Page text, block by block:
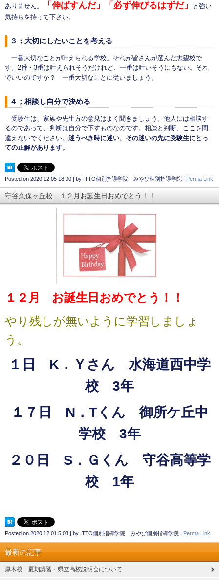
ありません。
「伸ばすんだ」「必ず伸びるはずだ」
と強い
気持ちを持って下さい。
３；大切にしたいことを考える
一番大切なことが叶えられる学校。それが皆さんが選んだ志望校で
す。2番・3番は叶えられそうだけれど、一番は叶いそうにもない。それ
でいいのですか？ 一番大切なことに従いましょう。
４；相談し自分で決める
受験生は、家族や先生方の意見はよく聞きましょう。他人には相談す
るのであって、判断は自分で下すものなのです。相談と判断、ここを間
違えないでください。 迷うべき時に迷い、その迷いの先に受験生にとっ
ての正解があります。
Posted on 2020.12.05 18:00 by ITTO個別指導学院 みやび個別指導学院 Perma Link
守谷久保ヶ丘校 １２月お誕生日おめでとう！！
１２月 お誕生日おめでとう！！
やり残しが無いように学習しましょ
う。
１日 K．Ｙさん 水海道西中学
校 3年
１７日 N．Tくん 御所ケ丘中
学校 3年
２０日 S．Ｇくん 守谷高等学
校 1年
Posted on 2020.12.01 5:03 | by ITTO個別指導学院 みやび個別指導学院 | Perma Link
最新の記事
厚木校 夏期講習・県立高校説明会について